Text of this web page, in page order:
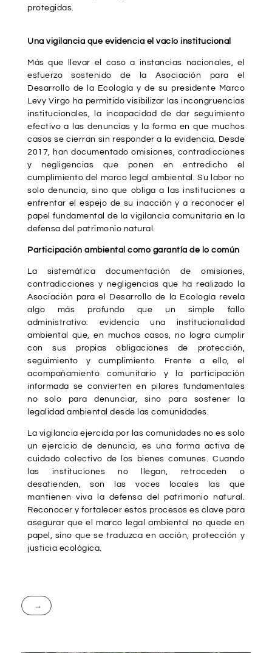
protegidas.
Una vigilancia que evidencia el vacío institucional
Más que llevar el caso a instancias nacionales, el
esfuerzo sostenido de la Asociación para el
Desarrollo de la Ecología y de su presidente Marco
Levy Virgo ha permitido visibilizar las incongruencias
institucionales, la incapacidad de dar seguimiento
efectivo a las denuncias y la forma en que muchos
casos se cierran sin responder a la evidencia. Desde
2017, han documentado omisiones, contradicciones
y negligencias que ponen en entredicho el
cumplimiento del marco legal ambiental. Su labor no
solo denuncia, sino que obliga a las instituciones a
enfrentar el espejo de su inacción y a reconocer el
papel fundamental de la vigilancia comunitaria en la
defensa del patrimonio natural.
Participación ambiental como garantía de lo común
La sistemática documentación de omisiones,
contradicciones y negligencias que ha realizado la
Asociación para el Desarrollo de la Ecología revela
algo más profundo que un simple fallo
administrativo: evidencia una institucionalidad
ambiental que, en muchos casos, no logra cumplir
con sus propias obligaciones de protección,
seguimiento y cumplimiento. Frente a ello, el
acompañamiento comunitario y la participación
informada se convierten en pilares fundamentales
no solo para denunciar, sino para sostener la
legalidad ambiental desde las comunidades.
La vigilancia ejercida por las comunidades no es solo
un ejercicio de denuncia, es una forma activa de
cuidado colectivo de los bienes comunes. Cuando
las instituciones no llegan, retroceden o
desatienden, son las voces locales las que
mantienen viva la defensa del patrimonio natural.
Reconocer y fortalecer estos procesos es clave para
asegurar que el marco legal ambiental no quede en
papel, sino que se traduzca en acción, protección y
justicia ecológica.